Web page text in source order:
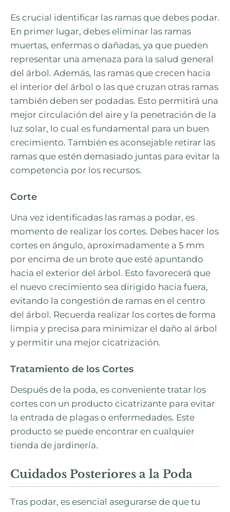
Es crucial identificar las ramas que debes podar.
En primer lugar, debes eliminar las ramas
muertas, enfermas o dañadas, ya que pueden
representar una amenaza para la salud general
del árbol. Además, las ramas que crecen hacia
el interior del árbol o las que cruzan otras ramas
también deben ser podadas. Esto permitirá una
mejor circulación del aire y la penetración de la
luz solar, lo cual es fundamental para un buen
crecimiento. También es aconsejable retirar las
ramas que estén demasiado juntas para evitar la
competencia por los recursos.
Corte
Una vez identificadas las ramas a podar, es
momento de realizar los cortes. Debes hacer los
cortes en ángulo, aproximadamente a 5 mm
por encima de un brote que esté apuntando
hacia el exterior del árbol. Esto favorecerá que
el nuevo crecimiento sea dirigido hacia fuera,
evitando la congestión de ramas en el centro
del árbol. Recuerda realizar los cortes de forma
limpia y precisa para minimizar el daño al árbol
y permitir una mejor cicatrización.
Tratamiento de los Cortes
Después de la poda, es conveniente tratar los
cortes con un producto cicatrizante para evitar
la entrada de plagas o enfermedades. Este
producto se puede encontrar en cualquier
tienda de jardinería.
Cuidados Posteriores a la Poda
Tras podar, es esencial asegurarse de que tu